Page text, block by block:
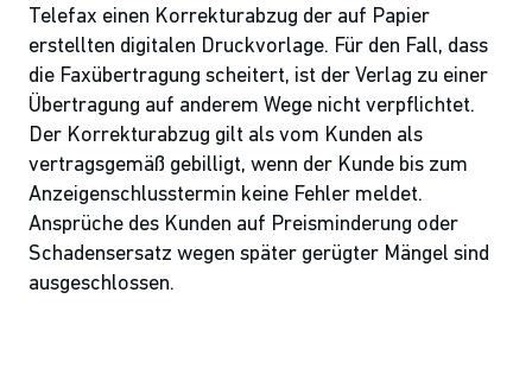
Telefax einen Korrekturabzug der auf Papier
erstellten digitalen Druckvorlage. Für den Fall, dass
die Faxübertragung scheitert, ist der Verlag zu einer
Übertragung auf anderem Wege nicht verpflichtet.
Der Korrekturabzug gilt als vom Kunden als
vertragsgemäß gebilligt, wenn der Kunde bis zum
Anzeigenschlusstermin keine Fehler meldet.
Ansprüche des Kunden auf Preisminderung oder
Schadensersatz wegen später gerügter Mängel sind
ausgeschlossen.